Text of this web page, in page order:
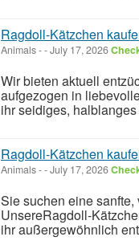
Ragdoll-Kätzchen
Animals--July 17, 2026
Wir bieten aktuell
aufgezogen in
ihr seidiges,
Ragdoll-Kätzchen
Animals--July 17, 2026
Sie suchen eine
UnsereRagdoll-
ihr außergewöhnlich